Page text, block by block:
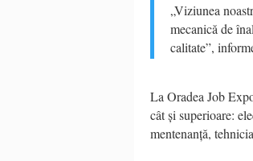
„Viziunea
mecanică de
calitate”,
La Oradea Job
cât și superioare:
mentenanță,